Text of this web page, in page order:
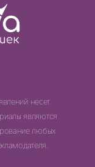
несет
являются
любых